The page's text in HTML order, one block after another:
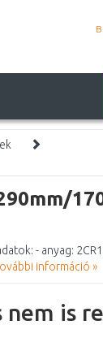
- anyag:
információ »
is